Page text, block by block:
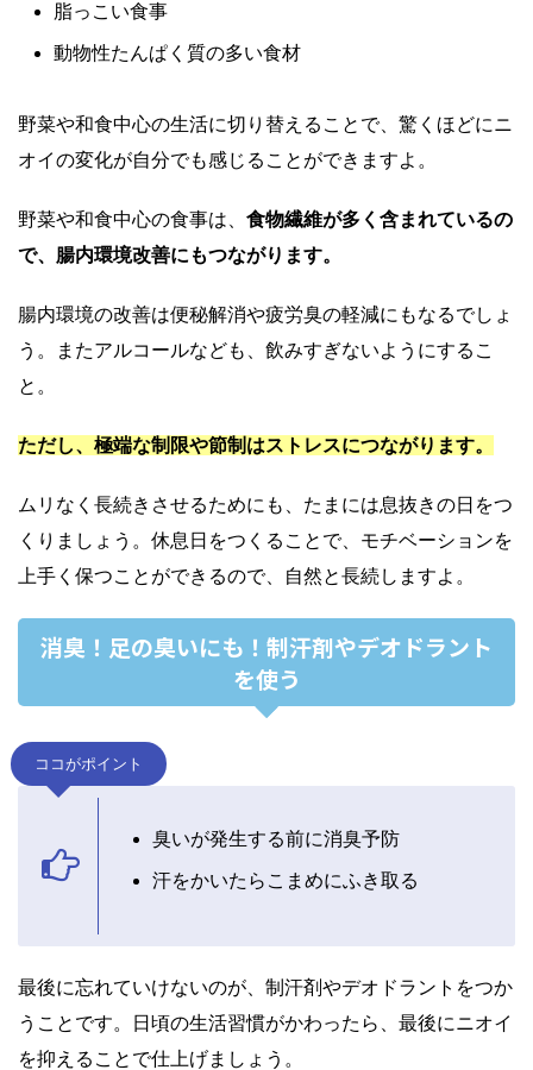
脂っこい食事
動物性たんぱく質の多い食材
野菜や和食中心の生活に切り替えることで、驚くほどにニ
オイの変化が自分でも感じることができますよ。
野菜や和食中心の食事は、 食物繊維が多く含まれているの
で、腸内環境改善にもつながります。
腸内環境の改善は便秘解消や疲労臭の軽減にもなるでしょ
う。
またアルコールなども、飲みすぎないようにするこ
と。
ただし、極端な制限や節制はストレスにつながります。
ムリなく長続きさせるためにも、たまには息抜きの日をつ
くりましょう。休息日をつくることで、モチベーションを
上手く保つことができるので、自然と長続しますよ。
消臭！足の臭いにも！制汗剤やデオドラント
を使う
ココがポイント
臭いが発生する前に消臭予防
汗をかいたらこまめにふき取る
最後に忘れていけないのが、制汗剤やデオドラントをつか
うことです。
日頃の生活習慣がかわったら、最後にニオイ
を抑えることで仕上げましょう。